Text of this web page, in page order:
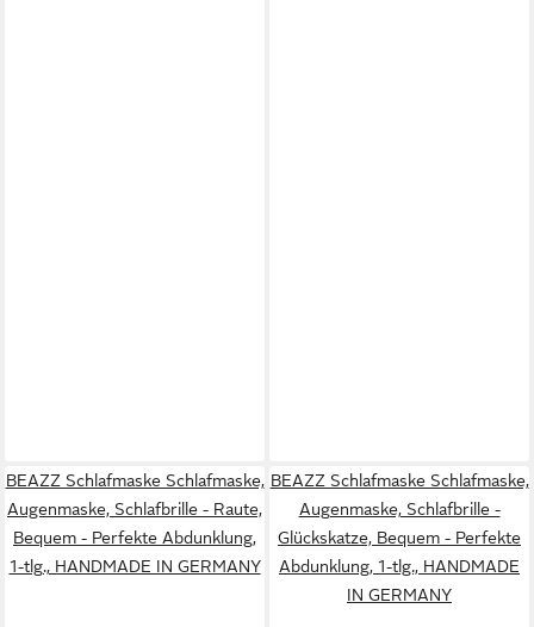
BEAZZ Schlafmaske Schlafmaske,
Augenmaske, Schlafbrille - Raute,
Bequem - Perfekte Abdunklung,
1-tlg., HANDMADE IN GERMANY
BEAZZ Schlafmaske Schlafmaske,
Augenmaske, Schlafbrille -
Glückskatze, Bequem - Perfekte
Abdunklung, 1-tlg., HANDMADE
IN GERMANY